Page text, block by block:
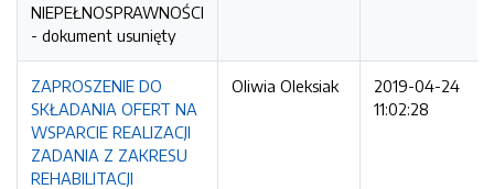
NIEPEŁNOSPRAWNOŚCI
- dokument usunięty
ZAPROSZENIE DO
SKŁADANIA OFERT NA
WSPARCIE REALIZACJI
ZADANIA Z ZAKRESU
REHABILITACJI
Oliwia Oleksiak
2019-04-24
11:02:28